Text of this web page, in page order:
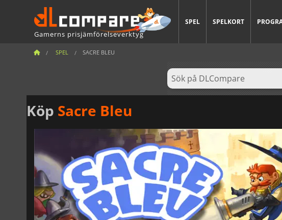
Gamerns prisjämförelseverktyg
SPEL SPELKORT
SPEL SACRE BLEU
Köp Sacre Bleu